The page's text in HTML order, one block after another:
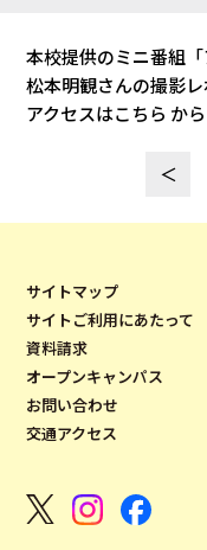
本校提供のミニ番組
松本明観さんの撮影レ
アクセスはこちら から
＜
サイトマップ
サイトご利用にあたって
資料請求
オープンキャンパス
お問い合わせ
交通アクセス